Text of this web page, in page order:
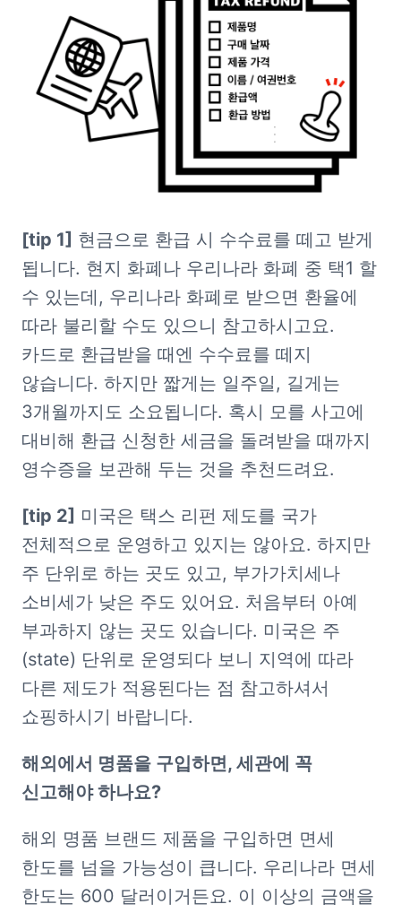
[tip 1] 현금으로 환급 시 수수료를 떼고 받게
됩니다. 현지 화폐나 우리나라 화폐 중 택1 할
수 있는데, 우리나라 화폐로 받으면 환율에
따라 불리할 수도 있으니 참고하시고요.
카드로 환급받을 때엔 수수료를 떼지
않습니다. 하지만 짧게는 일주일, 길게는
3개월까지도 소요됩니다. 혹시 모를 사고에
대비해 환급 신청한 세금을 돌려받을 때까지
영수증을 보관해 두는 것을 추천드려요.
[tip 2] 미국은 택스 리펀 제도를 국가
전체적으로 운영하고 있지는 않아요. 하지만
주 단위로 하는 곳도 있고, 부가가치세나
소비세가 낮은 주도 있어요. 처음부터 아예
부과하지 않는 곳도 있습니다. 미국은 주
(state) 단위로 운영되다 보니 지역에 따라
다른 제도가 적용된다는 점 참고하셔서
쇼핑하시기 바랍니다.
해외에서 명품을 구입하면, 세관에 꼭
신고해야 하나요?
해외 명품 브랜드 제품을 구입하면 면세
한도를 넘을 가능성이 큽니다. 우리나라 면세
한도는 600 달러이거든요. 이 이상의 금액을